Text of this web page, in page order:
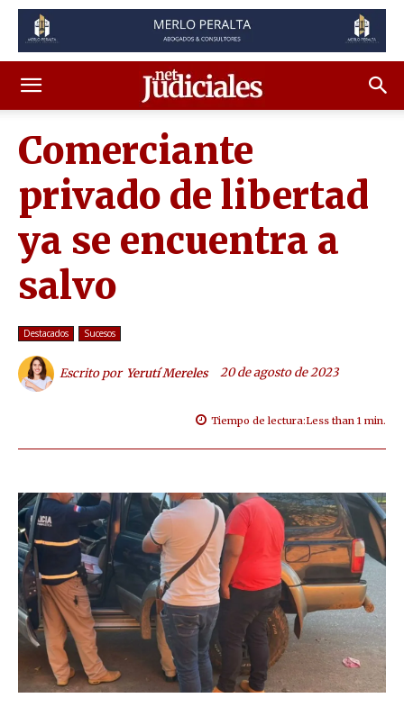
Comerciante
privado de libertad
ya se encuentra a
salvo
Destacados Sucesos
Escrito por Yerutí Mereles 20 de agosto de 2023
Tiempo de lectura:Less than 1 min.